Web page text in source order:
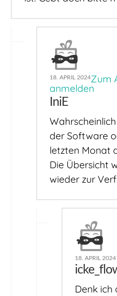
18. APRIL 2024Zum
anmelden
IniE
der Software
letzten Monat
Die Übersicht
wieder zur
18. APRIL 2024
Denk ich